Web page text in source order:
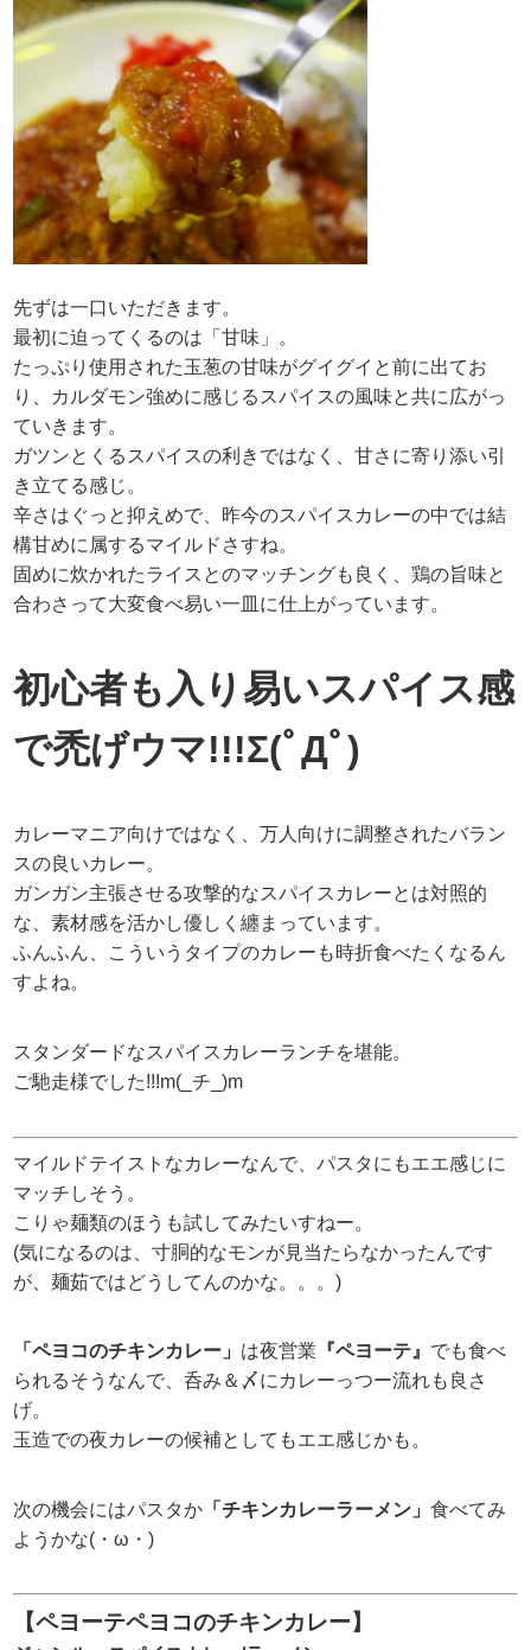
先ずは一口いただきます。
最初に迫ってくるのは「甘味」。
たっぷり使用された玉葱の甘味がグイグイと前に出てお
り、カルダモン強めに感じるスパイスの風味と共に広がっ
ていきます。
ガツンとくるスパイスの利きではなく、甘さに寄り添い引
き立てる感じ。
辛さはぐっと抑えめで、昨今のスパイスカレーの中では結
構甘めに属するマイルドさすね。
固めに炊かれたライスとのマッチングも良く、鶏の旨味と
合わさって大変食べ易い一皿に仕上がっています。
初心者も入り易いスパイス感
で禿げウマ!!!Σ(ﾟДﾟ)
カレーマニア向けではなく、万人向けに調整されたバラン
スの良いカレー。
ガンガン主張させる攻撃的なスパイスカレーとは対照的
な、素材感を活かし優しく纏まっています。
ふんふん、こういうタイプのカレーも時折食べたくなるん
すよね。
スタンダードなスパイスカレーランチを堪能。
ご馳走様でした!!!m(_チ_)m
マイルドテイストなカレーなんで、パスタにもエエ感じに
マッチしそう。
こりゃ麺類のほうも試してみたいすねー。
(気になるのは、寸胴的なモンが見当たらなかったんです
が、麺茹ではどうしてんのかな。。。)
「ペヨコのチキンカレー」 は夜営業 『ペヨーテ』 でも食べ
られるそうなんで、呑み＆〆にカレーっつー流れも良さ
げ。
玉造での夜カレーの候補としてもエエ感じかも。
次の機会にはパスタか 「チキンカレーラーメン」食べてみ
ようかな(・ω・)
【ペヨーテペヨコのチキンカレー】